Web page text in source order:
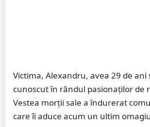
Victima, Alexandru, avea 29 de ani
cunoscut în rândul pasionaților de
Vestea morții sale a îndurerat
care îi aduce acum un ultim